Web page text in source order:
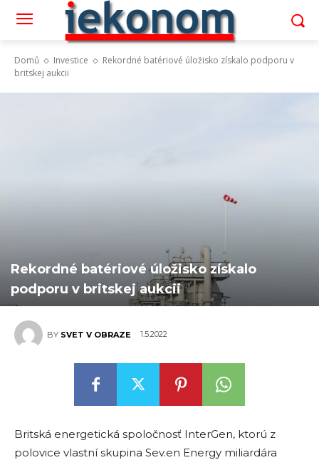
Domů Investice
Rekordné batériové úložisko získalo podporu v
britskej aukcii
Rekordné batériové úložisko získalo
podporu v britskej aukcii
BY SVET V OBRAZE 1.5.2022
Britská energetická spoločnosť InterGen, ktorú z
polovice vlastní skupina Sev.en Energy miliardára